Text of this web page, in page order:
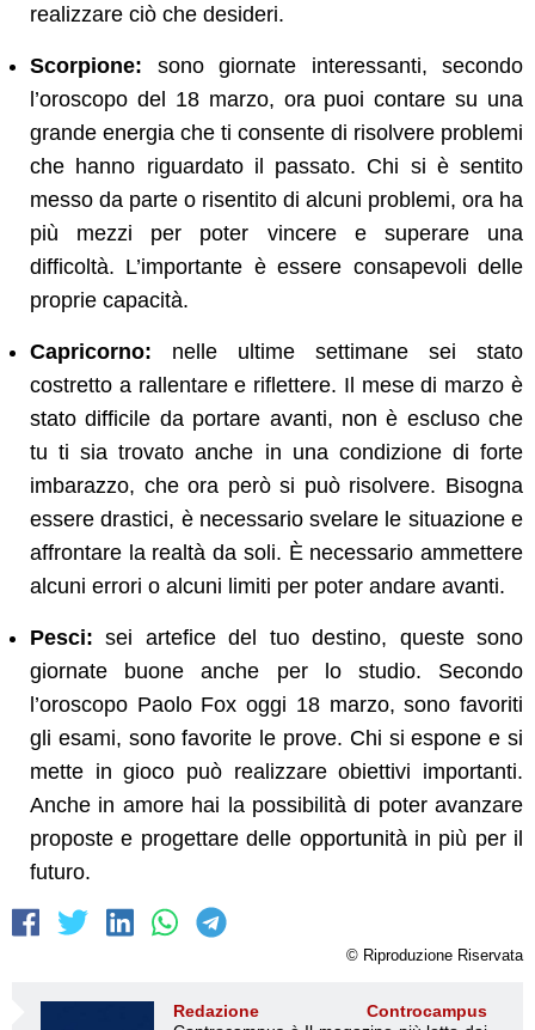
realizzare ciò che desideri.
Scorpione: sono giornate interessanti, secondo
l’oroscopo del 18 marzo, ora puoi contare su una
grande energia che ti consente di risolvere problemi
che hanno riguardato il passato. Chi si è sentito
messo da parte o risentito di alcuni problemi, ora ha
più mezzi per poter vincere e superare una
difficoltà. L’importante è essere consapevoli delle
proprie capacità.
Capricorno: nelle ultime settimane sei stato
costretto a rallentare e riflettere. Il mese di marzo è
stato difficile da portare avanti, non è escluso che
tu ti sia trovato anche in una condizione di forte
imbarazzo, che ora però si può risolvere. Bisogna
essere drastici, è necessario svelare le situazione e
affrontare la realtà da soli. È necessario ammettere
alcuni errori o alcuni limiti per poter andare avanti.
Pesci: sei artefice del tuo destino, queste sono
giornate buone anche per lo studio. Secondo
l’oroscopo Paolo Fox oggi 18 marzo, sono favoriti
gli esami, sono favorite le prove. Chi si espone e si
mette in gioco può realizzare obiettivi importanti.
Anche in amore hai la possibilità di poter avanzare
proposte e progettare delle opportunità in più per il
futuro.
© Riproduzione Riservata
Redazione Controcampus